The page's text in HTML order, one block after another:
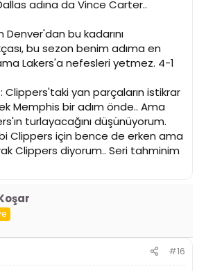
adına da Vince Carter..
Denver'dan bu kadarını
bu sezon benim adıma en
Lakers'a nefesleri yetmez. 4-1
yan parçaların istikrar
Memphis bir adım önde.. Ama
turlayacağını düşünüyorum.
Clippers için bence de erken ama
Clippers diyorum.. Seri tahminim
#16